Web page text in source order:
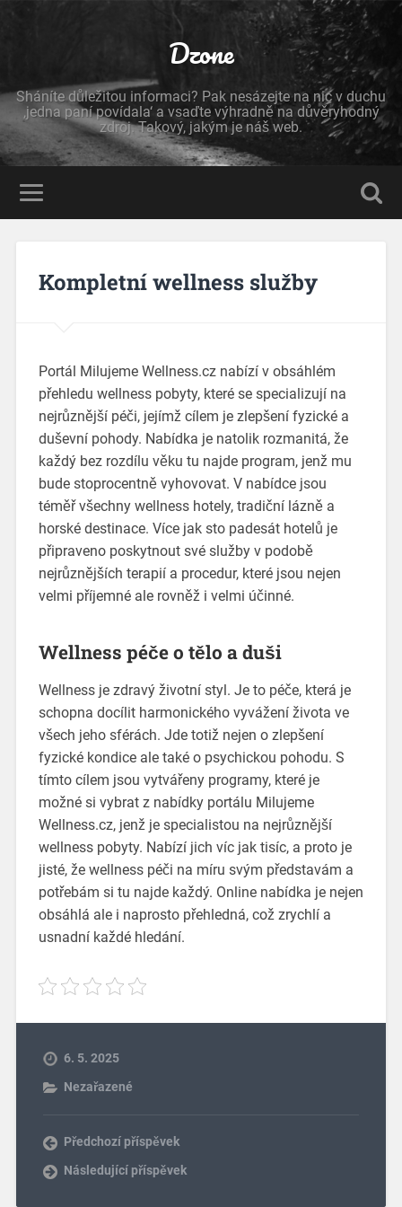
Dzone
Sháníte důležitou informaci? Pak nesázejte na nic v duchu
‚jedna paní povídala‘ a vsaďte výhradně na důvěryhodný
zdroj. Takový, jakým je náš web.
Kompletní wellness služby
Portál Milujeme Wellness.cz nabízí v obsáhlém
přehledu wellness pobyty, které se specializují na
nejrůznější péči, jejímž cílem je zlepšení fyzické a
duševní pohody. Nabídka je natolik rozmanitá, že
každý bez rozdílu věku tu najde program, jenž mu
bude stoprocentně vyhovovat. V nabídce jsou
téměř všechny wellness hotely, tradiční lázně a
horské destinace. Více jak sto padesát hotelů je
připraveno poskytnout své služby v podobě
nejrůznějších terapií a procedur, které jsou nejen
velmi příjemné ale rovněž i velmi účinné.
Wellness péče o tělo a duši
Wellness je zdravý životní styl. Je to péče, která je
schopna docílit harmonického vyvážení života ve
všech jeho sférách. Jde totiž nejen o zlepšení
fyzické kondice ale také o psychickou pohodu. S
tímto cílem jsou vytvářeny programy, které je
možné si vybrat z nabídky portálu Milujeme
Wellness.cz, jenž je specialistou na nejrůznější
wellness pobyty. Nabízí jich víc jak tisíc, a proto je
jisté, že wellness péči na míru svým představám a
potřebám si tu najde každý. Online nabídka je nejen
obsáhlá ale i naprosto přehledná, což zrychlí a
usnadní každé hledání.
6. 5. 2025
Nezařazené
Předchozí příspěvek
Následující příspěvek